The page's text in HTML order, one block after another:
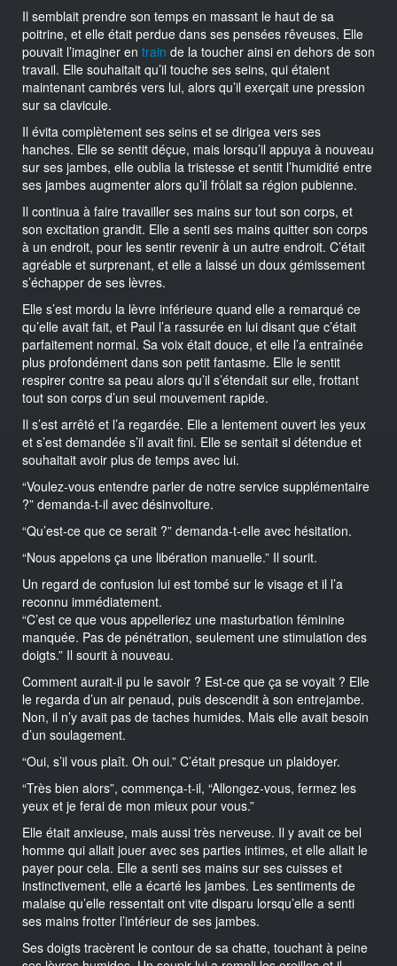
Il semblait prendre son temps en massant le haut de sa
poitrine, et elle était perdue dans ses pensées rêveuses. Elle
pouvait l’imaginer en train de la toucher ainsi en dehors de son
travail. Elle souhaitait qu’il touche ses seins, qui étaient
maintenant cambrés vers lui, alors qu’il exerçait une pression
sur sa clavicule.
Il évita complètement ses seins et se dirigea vers ses
hanches. Elle se sentit déçue, mais lorsqu’il appuya à nouveau
sur ses jambes, elle oublia la tristesse et sentit l’humidité entre
ses jambes augmenter alors qu’il frôlait sa région pubienne.
Il continua à faire travailler ses mains sur tout son corps, et
son excitation grandit. Elle a senti ses mains quitter son corps
à un endroit, pour les sentir revenir à un autre endroit. C’était
agréable et surprenant, et elle a laissé un doux gémissement
s’échapper de ses lèvres.
Elle s’est mordu la lèvre inférieure quand elle a remarqué ce
qu’elle avait fait, et Paul l’a rassurée en lui disant que c’était
parfaitement normal. Sa voix était douce, et elle l’a entraînée
plus profondément dans son petit fantasme. Elle le sentit
respirer contre sa peau alors qu’il s’étendait sur elle, frottant
tout son corps d’un seul mouvement rapide.
Il s’est arrêté et l’a regardée. Elle a lentement ouvert les yeux
et s’est demandée s’il avait fini. Elle se sentait si détendue et
souhaitait avoir plus de temps avec lui.
“Voulez-vous entendre parler de notre service supplémentaire
?” demanda-t-il avec désinvolture.
“Qu’est-ce que ce serait ?” demanda-t-elle avec hésitation.
“Nous appelons ça une libération manuelle.” Il sourit.
Un regard de confusion lui est tombé sur le visage et il l’a
reconnu immédiatement.
“C’est ce que vous appelleriez une masturbation féminine
manquée. Pas de pénétration, seulement une stimulation des
doigts.” Il sourit à nouveau.
Comment aurait-il pu le savoir ? Est-ce que ça se voyait ? Elle
le regarda d’un air penaud, puis descendit à son entrejambe.
Non, il n’y avait pas de taches humides. Mais elle avait besoin
d’un soulagement.
“Oui, s’il vous plaît. Oh oui.” C’était presque un plaidoyer.
“Très bien alors”, commença-t-il, “Allongez-vous, fermez les
yeux et je ferai de mon mieux pour vous.”
Elle était anxieuse, mais aussi très nerveuse. Il y avait ce bel
homme qui allait jouer avec ses parties intimes, et elle allait le
payer pour cela. Elle a senti ses mains sur ses cuisses et
instinctivement, elle a écarté les jambes. Les sentiments de
malaise qu’elle ressentait ont vite disparu lorsqu’elle a senti
ses mains frotter l’intérieur de ses jambes.
Ses doigts tracèrent le contour de sa chatte, touchant à peine